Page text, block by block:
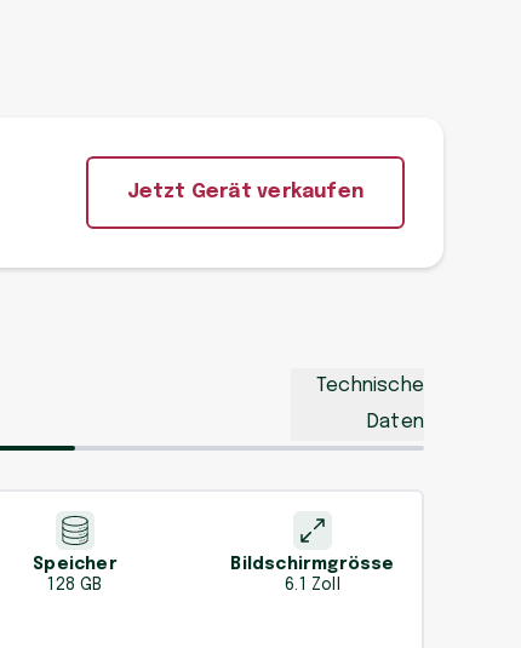
Jetzt Gerät verkaufen
Technische
Daten
Speicher
128 GB
Bildschirmgrösse
6.1 Zoll